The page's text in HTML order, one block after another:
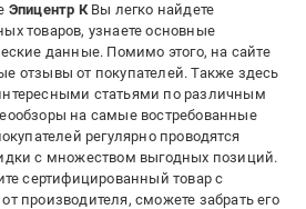
Эпицентр КВы легко найдете
товаров, узнаете основные
данные. Помимо этого, на сайте
отзывы от покупателей. Также здесь
статьями по различным
на самые востребованные
регулярно проводятся
с множеством выгодных позиций.
сертифицированный товар с
производителя, сможете забрать его